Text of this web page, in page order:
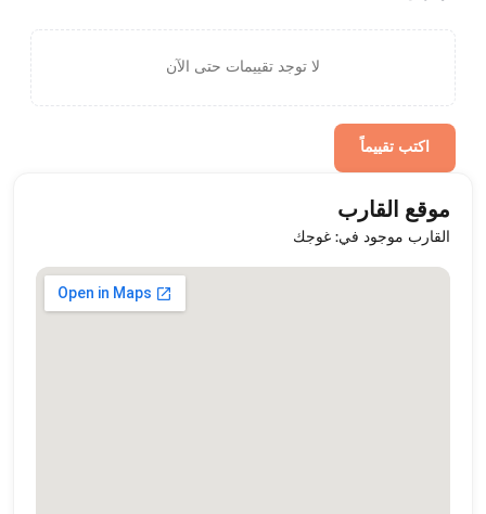
لا توجد تقييمات حتى الآن
اكتب تقييماً
موقع القارب
القارب موجود في: غوجك